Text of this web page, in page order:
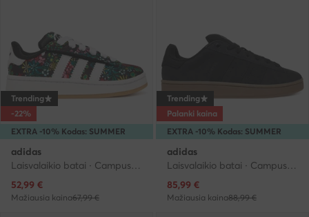
EXTRA -10% Kodas: SUMMER
Trending
-22%
adidas
Laisvalaikio batai · Campus · Juoda
Dabartinė kaina
52,99 €
Mažiausia kaina67,99 €
EXTRA -10% Kodas: SUMMER
Trending
Palanki kaina
adidas
Laisvalaikio batai · Campus · Juoda
Dabartinė kaina
85,99 €
Mažiausia kaina88,99 €